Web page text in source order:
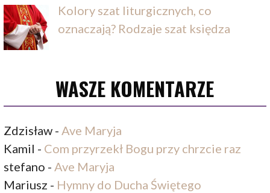
Kolory szat liturgicznych, co
oznaczają? Rodzaje szat księdza
WASZE KOMENTARZE
Zdzisław -Ave Maryja
Kamil - Com przyrzekł Bogu przy chrzcie raz
stefano -Ave Maryja
Mariusz - Hymny do Ducha Świętego